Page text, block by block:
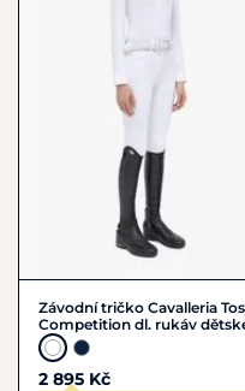
Závodní tričko Cavalleria
Competition dl. rukáv
2 895 Kč